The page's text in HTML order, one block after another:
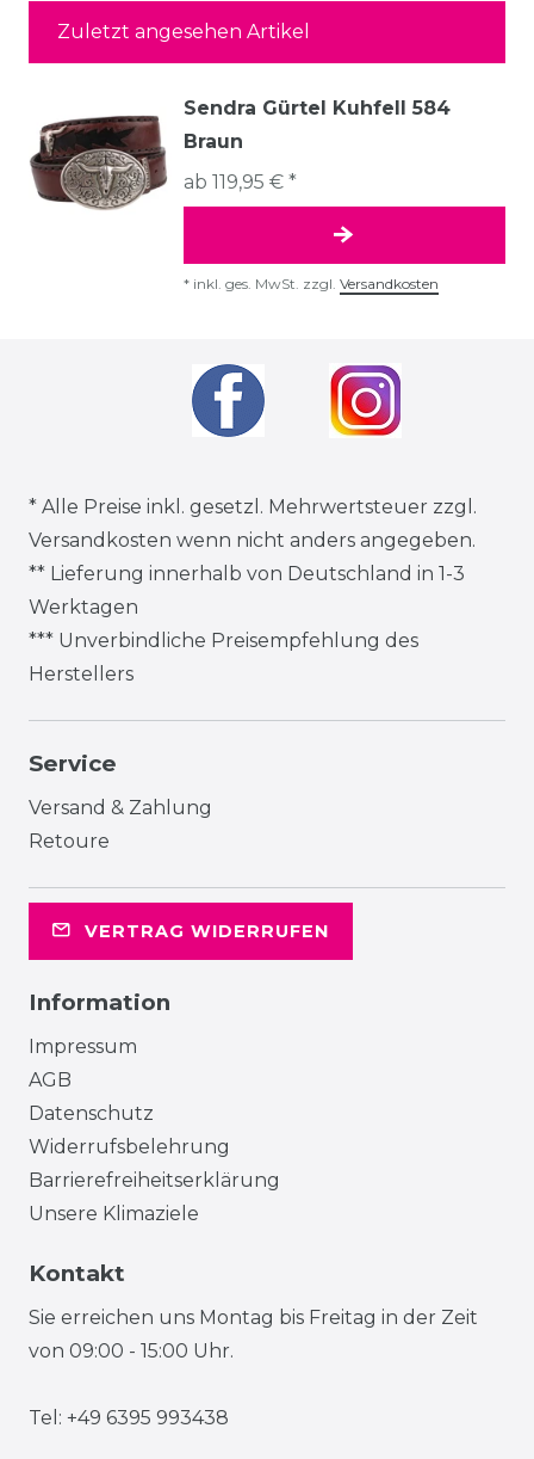
Zuletzt angesehen Artikel
Sendra Gürtel Kuhfell 584
Braun
ab 119,95 € *
* inkl. ges. MwSt. zzgl. Versandkosten
* Alle Preise inkl. gesetzl. Mehrwertsteuer zzgl.
Versandkosten wenn nicht anders angegeben.
** Lieferung innerhalb von Deutschland in 1-3
Werktagen
*** Unverbindliche Preisempfehlung des
Herstellers
Service
Versand & Zahlung
Retoure
VERTRAG WIDERRUFEN
Information
Impressum
AGB
Datenschutz
Widerrufsbelehrung
Barrierefreiheitserklärung
Unsere Klimaziele
Kontakt
Sie erreichen uns Montag bis Freitag in der Zeit
von 09:00 - 15:00 Uhr.
Tel: +49 6395 993438